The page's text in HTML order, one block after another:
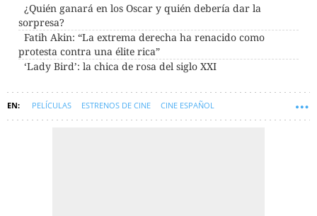
¿Quién ganará en los Oscar y quién debería dar la
sorpresa?
Fatih Akin: “La extrema derecha ha renacido como
protesta contra una élite rica”
‘Lady Bird’: la chica de rosa del siglo XXI
PELÍCULAS ESTRENOS DE CINE CINE ESPAÑOL